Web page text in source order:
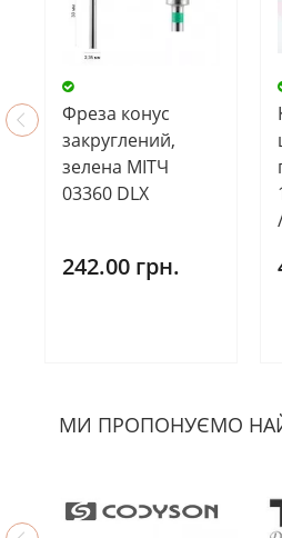
Фреза конус
закруглений,
зелена МІТЧ
03360 DLX
242.00 грн.
МИ ПРОПОНУЄМО